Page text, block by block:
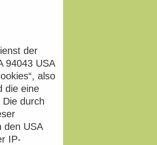
der
94043 USA
also
die eine
durch
den USA
IP-